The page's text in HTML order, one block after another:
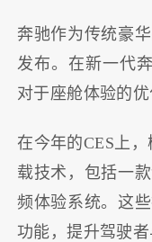
奔驰作为传统豪
发布。在新一代
对于座舱体验的
在今年的CES上
载技术，包括一
频体验系统。这
功能，提升驾驶者